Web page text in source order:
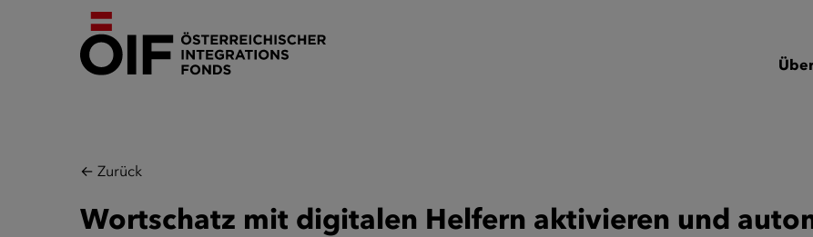
← Zurück
Wortschatz mit digitalen Helfern aktivieren und